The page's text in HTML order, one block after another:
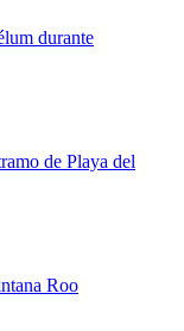
durante
de Playa del
Roo